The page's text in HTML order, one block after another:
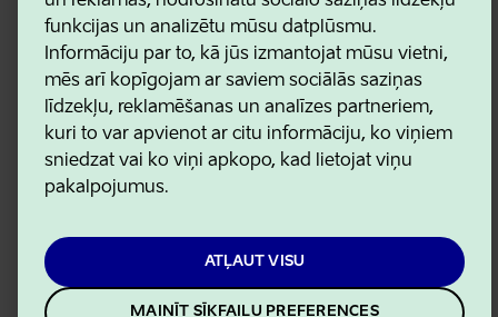
funkcijas un analizētu mūsu datplūsmu.
Informāciju par to, kā jūs izmantojat mūsu vietni,
mēs arī kopīgojam ar saviem sociālās saziņas
līdzekļu, reklamēšanas un analīzes partneriem,
kuri to var apvienot ar citu informāciju, ko viņiem
sniedzat vai ko viņi apkopo, kad lietojat viņu
pakalpojumus.
ATĻAUT VISU
MAINĪT SĪKFAILU PREFERENCES